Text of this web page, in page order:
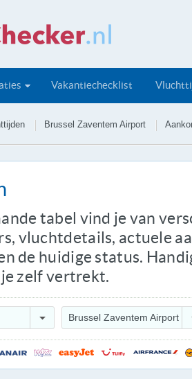
Vakantiechecklist
Brussel Zaventem Airport
tabel vind je van
vluchtdetails, actuele
de huidige status.
zelf vertrekt.
Brussel Zaventem Airport